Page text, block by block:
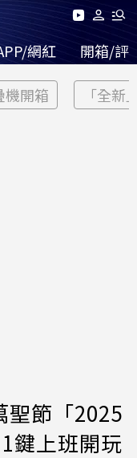
網紅 開箱/評
機開箱 「全新
聖節「2025
鍵上班開玩